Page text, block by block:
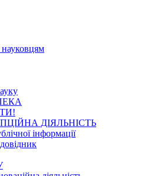
науковцям
ДІЯЛЬНІСТЬ
інформації